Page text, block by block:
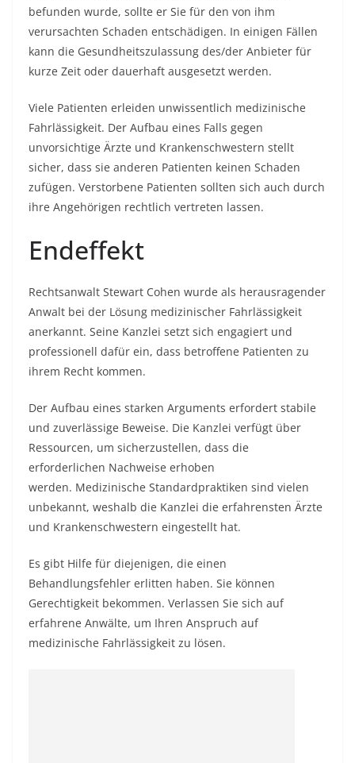
befunden wurde, sollte er Sie für den von ihm
verursachten Schaden entschädigen. In einigen Fällen
kann die Gesundheitszulassung des/der Anbieter für
kurze Zeit oder dauerhaft ausgesetzt werden.
Viele Patienten erleiden unwissentlich medizinische
Fahrlässigkeit. Der Aufbau eines Falls gegen
unvorsichtige Ärzte und Krankenschwestern stellt
sicher, dass sie anderen Patienten keinen Schaden
zufügen. Verstorbene Patienten sollten sich auch durch
ihre Angehörigen rechtlich vertreten lassen.
Endeffekt
Rechtsanwalt Stewart Cohen wurde als herausragender
Anwalt bei der Lösung medizinischer Fahrlässigkeit
anerkannt. Seine Kanzlei setzt sich engagiert und
professionell dafür ein, dass betroffene Patienten zu
ihrem Recht kommen.
Der Aufbau eines starken Arguments erfordert stabile
und zuverlässige Beweise. Die Kanzlei verfügt über
Ressourcen, um sicherzustellen, dass die
erforderlichen Nachweise erhoben
werden. Medizinische Standardpraktiken sind vielen
unbekannt, weshalb die Kanzlei die erfahrensten Ärzte
und Krankenschwestern eingestellt hat.
Es gibt Hilfe für diejenigen, die einen
Behandlungsfehler erlitten haben. Sie können
Gerechtigkeit bekommen. Verlassen Sie sich auf
erfahrene Anwälte, um Ihren Anspruch auf
medizinische Fahrlässigkeit zu lösen.